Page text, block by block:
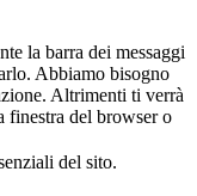
la barra dei messaggi
Abbiamo bisogno
Altrimenti ti verrà
finestra del browser o
del sito.